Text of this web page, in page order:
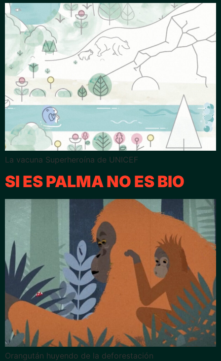
La vacuna Superheroína de UNICEF
SI ES PALMA NO ES BIO
Orangután huyendo de la deforestación